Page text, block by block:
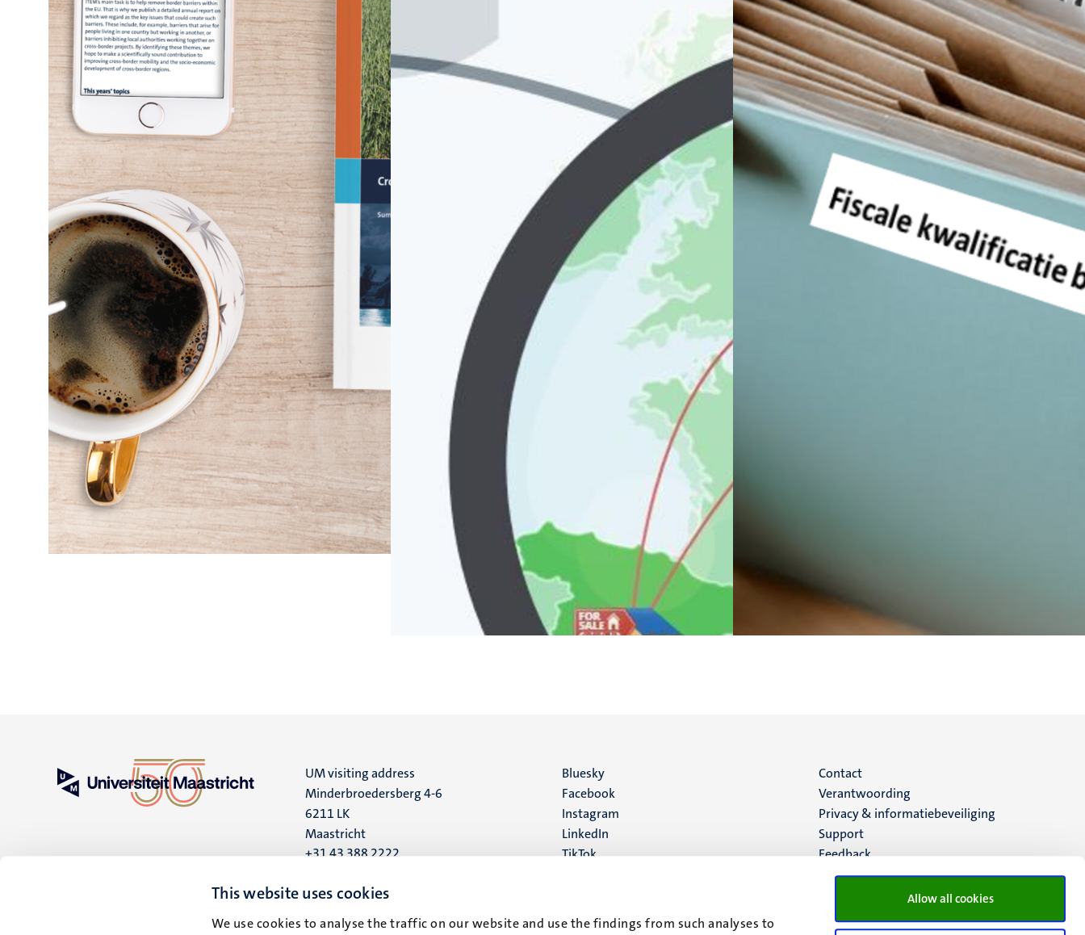
This website uses cookies
We use cookies to analyse the traffic on our website and use the findings from such analyses to
Allow all cookies
UM visiting address
Minderbroedersberg 4-6
6211 LK
Maastricht
+31 43 388 2222
UM postal address
6200 MD
Social
media
Bluesky
Facebook
Instagram
LinkedIn
TikTok
Menu
footer
(NL)
Contact
Verantwoording
Privacy & informatiebeveiliging
Support
Feedback